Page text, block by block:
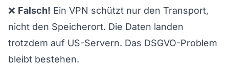
❌ Falsch! Ein VPN schützt nur den Transport,
nicht den Speicherort. Die Daten landen
trotzdem auf US-Servern. Das DSGVO-Problem
bleibt bestehen.